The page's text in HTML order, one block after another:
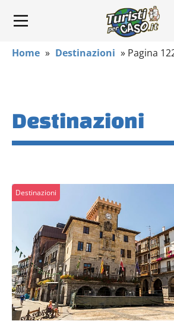
Home » Destinazioni » Pagina
Destinazioni
Destinazioni